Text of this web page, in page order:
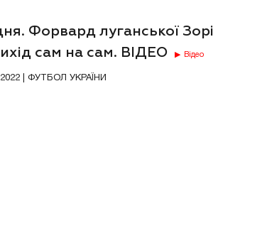
Форвард луганської Зорі
сам на сам. ВІДЕО
Відео
2022 | ФУТБОЛ УКРАЇНИ